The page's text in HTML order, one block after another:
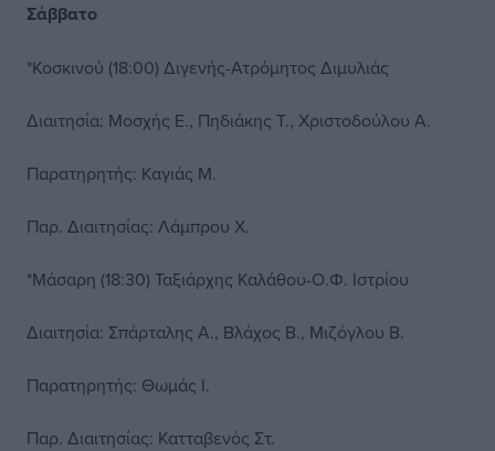
Σάββατο
*Κοσκινού (18:00) Διγενής-Ατρόμητος Διμυλιάς
Διαιτησία: Μοσχής Ε., Πηδιάκης Τ., Χριστοδούλου Α.
Παρατηρητής: Καγιάς Μ.
Παρ. Διαιτησίας: Λάμπρου Χ.
*Μάσαρη (18:30) Ταξιάρχης Καλάθου-Ο.Φ. Ιστρίου
Διαιτησία: Σπάρταλης Α., Βλάχος Β., Μιζόγλου Β.
Παρατηρητής: Θωμάς Ι.
Παρ. Διαιτησίας: Κατταβενός Στ.